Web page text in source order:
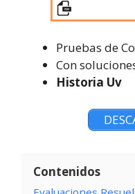
Pruebas de
Con
Historia Uv
Contenidos